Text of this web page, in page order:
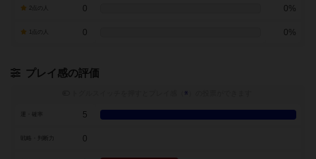
0 0%
0 0%
プレイ感の評価
※
5
戦略・判断力 0